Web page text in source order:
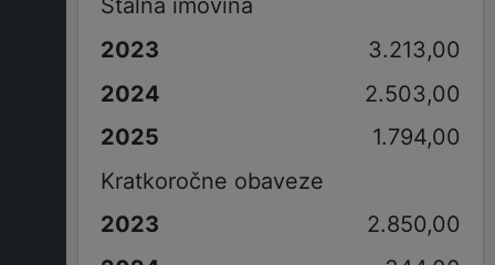
Stalna imovina
3.213,00
2.503,00
1.794,00
Kratkoročne obaveze
2.850,00